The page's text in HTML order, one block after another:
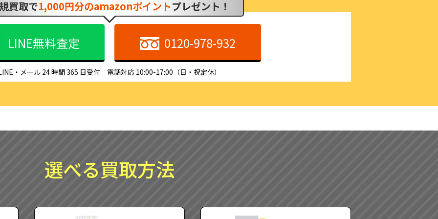
買取で1,000円分のamazonポイントプレゼント！
LINE無料査定 0120-978-932
・メール 24 時間 365 日受付　電話対応 10:00-17:00（日・祝定休）
選べる買取方法